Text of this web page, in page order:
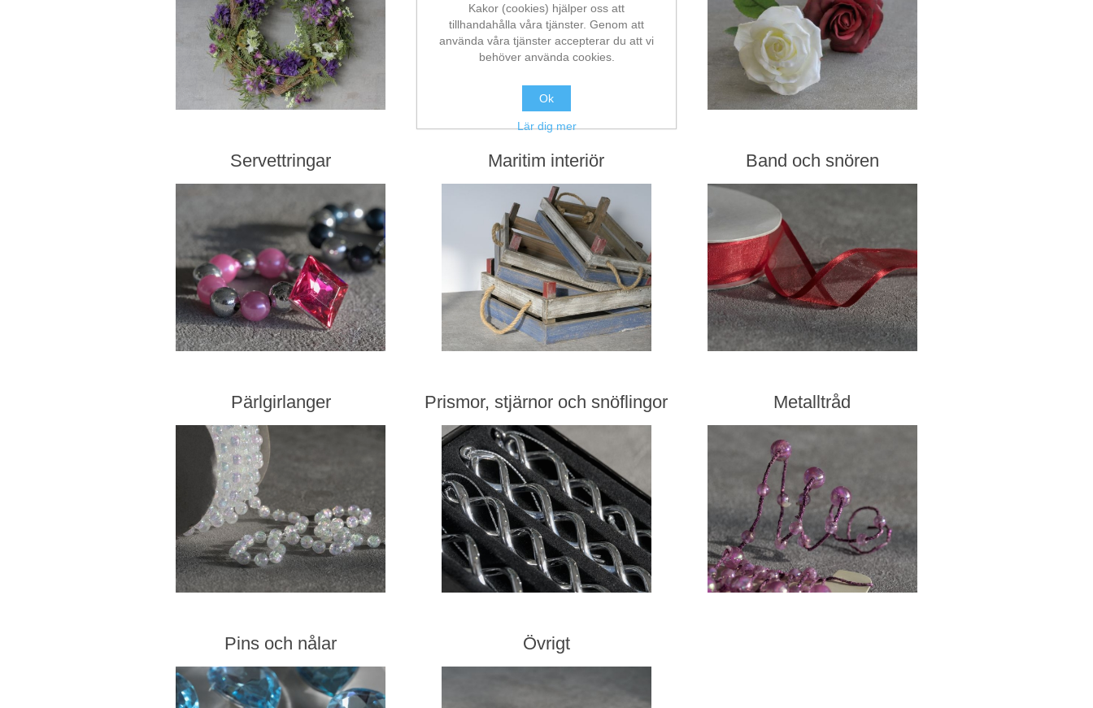
Servettringar Maritim interiör Band och snören
Pärlgirlanger Prismor, stjärnor och snöflingor Metalltråd
Pins och nålar Övrigt
Kakor (cookies) hjälper oss att
tillhandahålla våra tjänster. Genom att
använda våra tjänster accepterar du att vi
behöver använda cookies.
Ok
Lär dig mer